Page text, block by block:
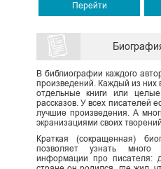
Перейти
В библиографии каждого
произведений. Каждый из
отдельные книги или
рассказов. У всех писателей
лучшие произведения. А
экранизациями своих творений.
Краткая (сокращенная)
позволяет узнать
информации про писателя: